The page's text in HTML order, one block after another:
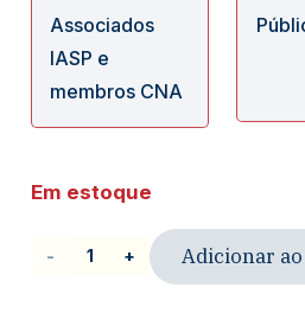
Associados
IASP e
membros CNA
Em estoque
Livro Adicionar